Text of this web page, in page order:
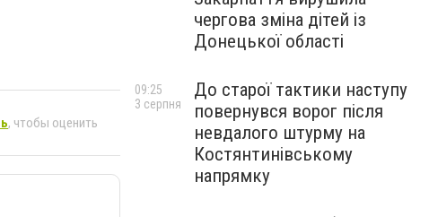
, чтобы оценить
чергова зміна дітей із
Донецької області
До старої тактики наступу
повернувся ворог після
невдалого штурму на
Костянтинівському
напрямку
09:25
3 серпня